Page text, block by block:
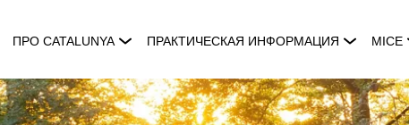
ПРО CATALUNYA ПРАКТИЧЕСКАЯ ИНФОРМАЦИЯ MICE